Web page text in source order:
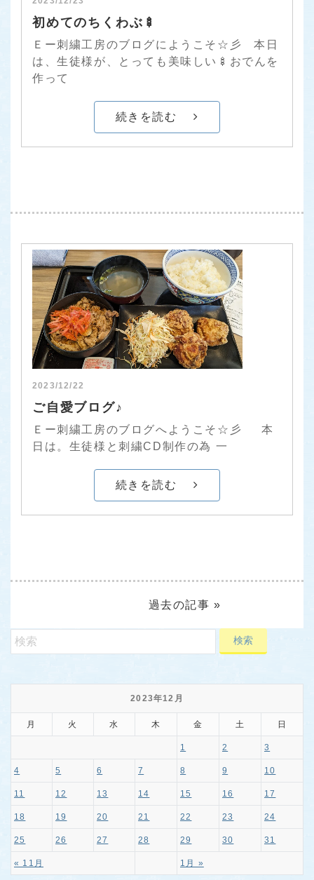
初めてのちくわぶ🍢
Ｅー刺繍工房のブログにようこそ☆彡 本日
は、生徒様が、とっても美味しい🍢おでんを
作って
続きを読む
2023/12/22
ご自愛ブログ♪
Ｅー刺繍工房のブログへようこそ☆彡 本
日は。生徒様と刺繍CD制作の為 一
続きを読む
過去の記事 »
2023年12月
月 火 水 木 金 土 日
« 11月 1月 »
1 2 3
4 5 6 7 8 9 10
11 12 13 14 15 16 17
18 19 20 21 22 23 24
25 26 27 28 29 30 31